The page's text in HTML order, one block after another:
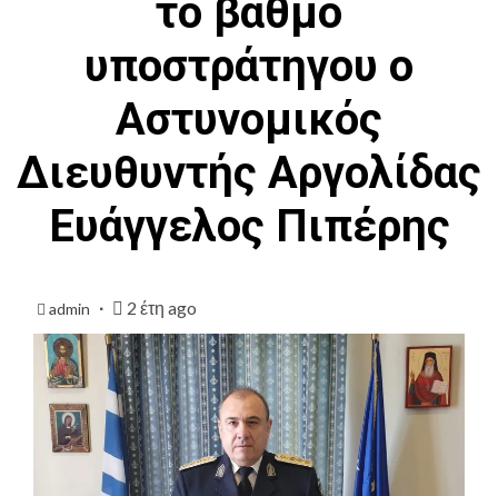
το βαθμό
υποστράτηγου ο
Αστυνομικός
Διευθυντής Αργολίδας
Ευάγγελος Πιπέρης
admin 2 έτη ago